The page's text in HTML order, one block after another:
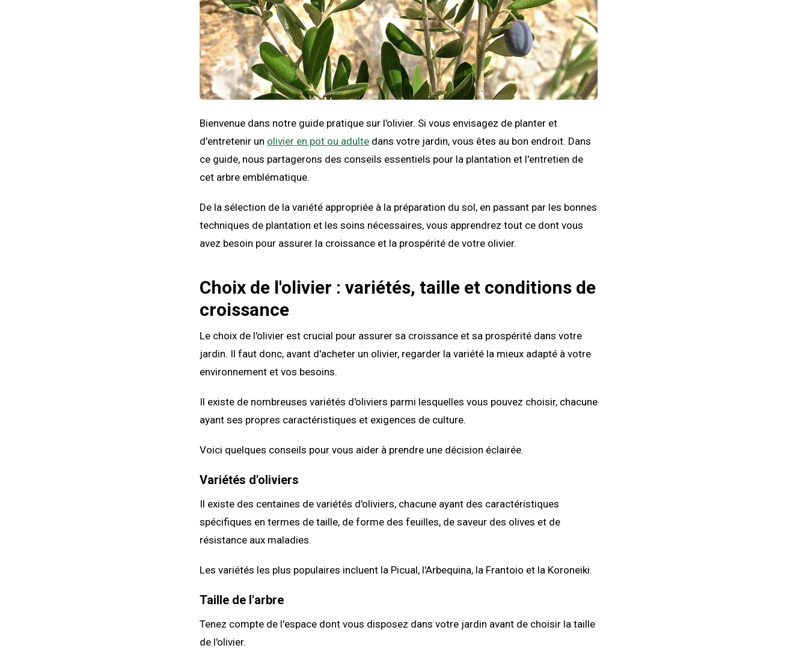
Bienvenue dans notre guide pratique sur l'olivier. Si vous envisagez de planter et
d'entretenir un olivier en pot ou adulte dans votre jardin, vous êtes au bon endroit. Dans
ce guide, nous partagerons des conseils essentiels pour la plantation et l'entretien de
cet arbre emblématique.
De la sélection de la variété appropriée à la préparation du sol, en passant par les bonnes
techniques de plantation et les soins nécessaires, vous apprendrez tout ce dont vous
avez besoin pour assurer la croissance et la prospérité de votre olivier.
Choix de l'olivier : variétés, taille et conditions de
croissance
Le choix de l'olivier est crucial pour assurer sa croissance et sa prospérité dans votre
jardin. Il faut donc, avant d'acheter un olivier, regarder la variété la mieux adapté à votre
environnement et vos besoins.
Il existe de nombreuses variétés d'oliviers parmi lesquelles vous pouvez choisir, chacune
ayant ses propres caractéristiques et exigences de culture.
Voici quelques conseils pour vous aider à prendre une décision éclairée.
Variétés d'oliviers
Il existe des centaines de variétés d'oliviers, chacune ayant des caractéristiques
spécifiques en termes de taille, de forme des feuilles, de saveur des olives et de
résistance aux maladies.
Les variétés les plus populaires incluent la Picual, l'Arbequina, la Frantoio et la Koroneiki.
Taille de l'arbre
Tenez compte de l'espace dont vous disposez dans votre jardin avant de choisir la taille
de l'olivier.